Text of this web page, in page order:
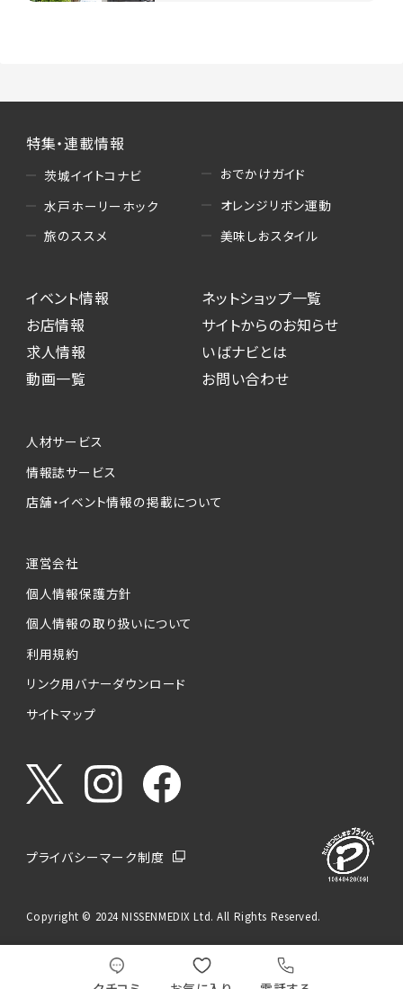
特集・連載情報
茨城イイトコナビ
水戸ホーリーホック
旅のススメ
おでかけガイド
オレンジリボン運動
美味しおスタイル
イベント情報
お店情報
求人情報
動画一覧
ネットショップ一覧
サイトからのお知らせ
いばナビとは
お問い合わせ
人材サービス
情報誌サービス
店舗・イベント情報の掲載について
運営会社
個人情報保護方針
個人情報の取り扱いについて
利用規約
リンク用バナーダウンロード
サイトマップ
プライバシーマーク制度
Copyright © 2024 NISSENMEDIX Ltd. All Rights Reserved.